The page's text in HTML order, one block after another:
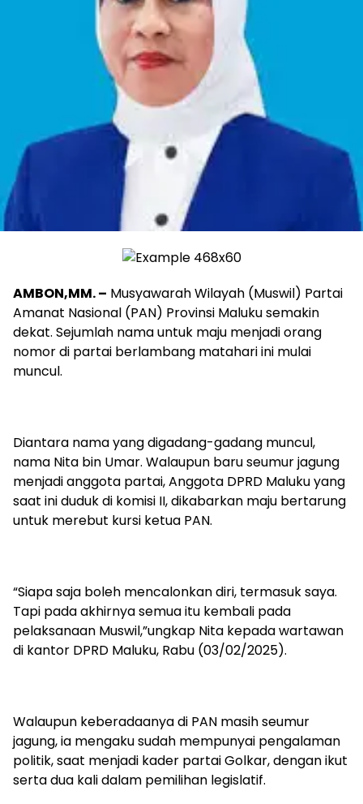
AMBON,MM. – Musyawarah Wilayah (Muswil) Partai
Amanat Nasional (PAN) Provinsi Maluku semakin
dekat. Sejumlah nama untuk maju menjadi orang
nomor di partai berlambang matahari ini mulai
muncul.
Diantara nama yang digadang-gadang muncul,
nama Nita bin Umar. Walaupun baru seumur jagung
menjadi anggota partai, Anggota DPRD Maluku yang
saat ini duduk di komisi II, dikabarkan maju bertarung
untuk merebut kursi ketua PAN.
“Siapa saja boleh mencalonkan diri, termasuk saya.
Tapi pada akhirnya semua itu kembali pada
pelaksanaan Muswil,”ungkap Nita kepada wartawan
di kantor DPRD Maluku, Rabu (03/02/2025).
Walaupun keberadaanya di PAN masih seumur
jagung, ia mengaku sudah mempunyai pengalaman
politik, saat menjadi kader partai Golkar, dengan ikut
serta dua kali dalam pemilihan legislatif.